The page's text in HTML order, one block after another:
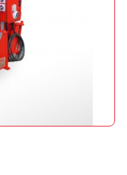
Reifen mittels